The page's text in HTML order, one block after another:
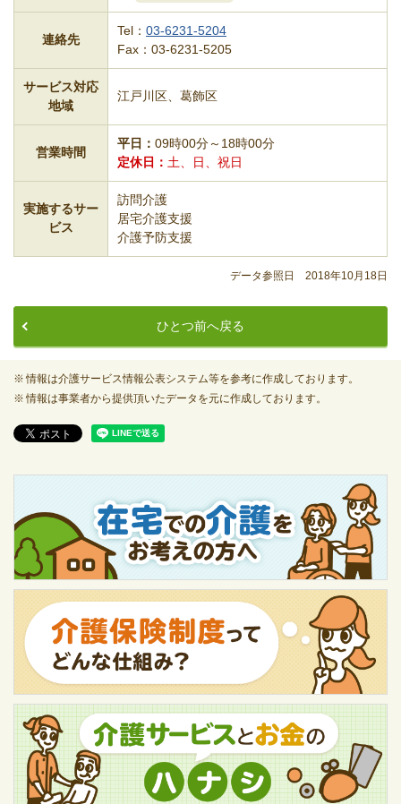
連絡先
Tel： 03-6231-5204
Fax：03-6231-5205
サービス対応
地域
江戸川区、葛飾区
営業時間
平日
09時00分～18時00分
定休日
土、日、祝日
実施するサー
ビス
訪問介護
居宅介護支援
介護予防支援
データ参照日 2018年10月18日
ひとつ前へ戻る
情報は介護サービス情報公表システム等を参考に作成しております。
情報は事業者から提供頂いたデータを元に作成しております。